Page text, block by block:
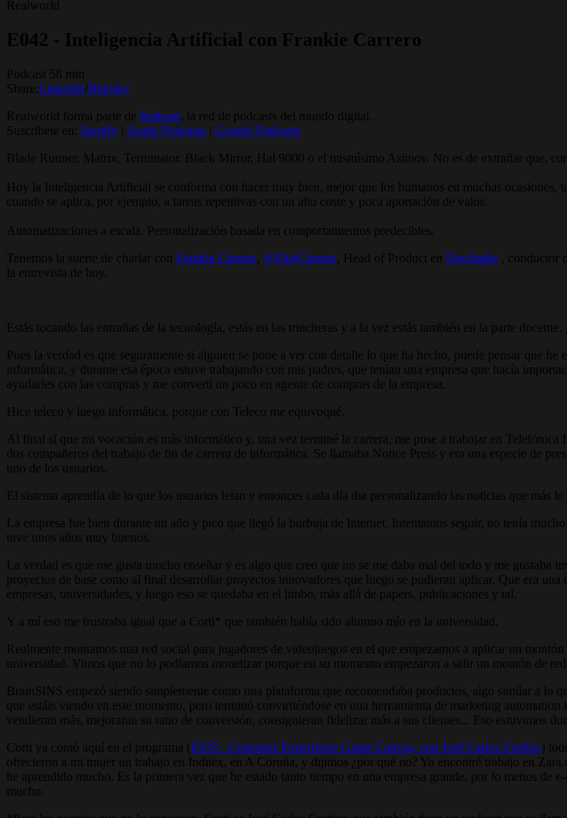
Realworld
E042 - Inteligencia Artificial con Frankie Carrero
Podcast 58 min
Share: Linkedin Bluesky
Realworld forma parte de Redcast , la red de podcasts del mundo digital.
Suscríbete en: Spotify Apple Podcasts
Google Podcasts
Blade Runner, Matrix, Terminator. Black Mirror, Hal 9000 o el mismísimo Asimov. No es de extrañar que,
Hoy la Inteligencia Artificial se conforma con hacer muy bien, mejor que los humanos en muchas ocasiones,
cuando se aplica, por ejemplo, a tareas repetitivas con un alto coste y poca aportación de valor.
Automatizaciones a escala. Personalización basada en comportamientos predecibles.
Tenemos la suerte de charlar con Frankie Carrero @FkieCarrero , Head of Product en Doofinder, conductor
la entrevista de hoy.
Estás tocando las entrañas de la tecnología, estás en las trincheras y a la vez estás también en la parte
Pues la verdad es que seguramente si alguien se pone a ver con detalle lo que ha hecho, puede pensar que
informática, y durante esa época estuve trabajando con mis padres, que tenían una empresa que hacía
ayudarles con las compras y me convertí un poco en agente de compras de la empresa.
Hice teleco y luego informática, porque con Teleco me equivoqué.
Al final sí que mi vocación es más informático y, una vez terminé la carrera, me puse a trabajar en
dos compañeros del trabajo de fin de carrera de informática. Se llamaba Notice Press y era una especie de
uno de los usuarios.
El sistema aprendía de lo que los usuarios leían y entonces cada día iba personalizando las noticias que más
La empresa fue bien durante un año y pico que llegó la burbuja de Internet. Intentamos seguir, no tenía
tuve unos años muy buenos.
La verdad es que me gusta mucho enseñar y es algo que creo que no se me daba mal del todo y me gustaba
proyectos de base como al final desarrollar proyectos innovadores que luego se pudieran aplicar. Que era
empresas, universidades, y luego eso se quedaba en el limbo, más allá de papers, publicaciones y tal.
Y a mí eso me frustraba igual que a Corti* que también había sido alumno mío en la universidad.
Realmente montamos una red social para jugadores de videojuegos en el que empezamos a aplicar un
universidad. Vimos que no lo podíamos monetizar porque en su momento empezaron a salir un montón de
BrainSINS empezó siendo simplemente como una plataforma que recomendaba productos, algo similar a lo
que estáis viendo en este momento, pero terminó convirtiéndose en una herramienta de marketing
vendieran más, mejoraran su ratio de conversión, consiguieran fidelizar más a sus clientes... Eso estuvimos
Corti ya contó aquí en el programa (E033 - Customer Experience Game Canvas, con José Carlos Cortizo)
ofrecieron a mi mujer un trabajo en Inditex, en A Coruña, y dijimos ¿por qué no? Yo encontré trabajo en
he aprendido mucho. Es la primera vez que he estado tanto tiempo en una empresa grande, por lo menos
mucho.